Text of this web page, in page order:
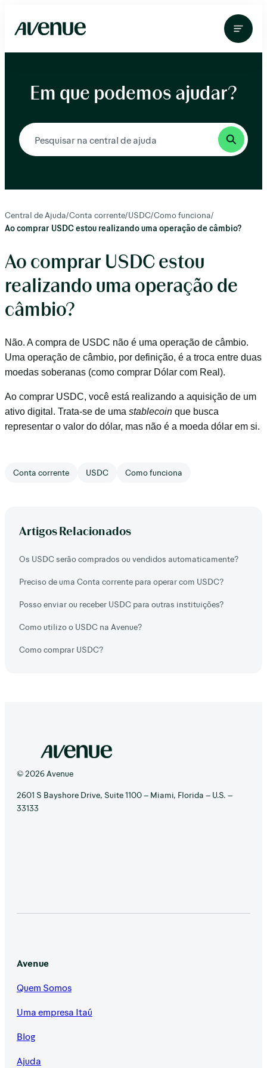
para
conteúdo
Em que podemos ajudar?
Central de Ajuda/Conta corrente/USDC/Como funciona/
Ao comprar USDC estou realizando uma operação de câmbio?
Ao comprar USDC estou
realizando uma operação de
câmbio?
Não. A compra de USDC não é uma operação de câmbio.
Uma operação de câmbio, por definição, é a troca entre duas
moedas soberanas (como comprar Dólar com Real).
Ao comprar USDC, você está realizando a aquisição de um
ativo digital. Trata-se de uma stablecoin que busca
representar o valor do dólar, mas não é a moeda dólar em si.
Conta corrente USDC Como funciona
Artigos Relacionados
Os USDC serão comprados ou vendidos automaticamente?
Preciso de uma Conta corrente para operar com USDC?
Posso enviar ou receber USDC para outras instituições?
Como utilizo o USDC na Avenue?
Como comprar USDC?
© 2026 Avenue
2601 S Bayshore Drive, Suite 1100 – Miami, Florida – U.S. –
33133
Avenue
Quem Somos
Uma empresa Itaú
Blog
Ajuda